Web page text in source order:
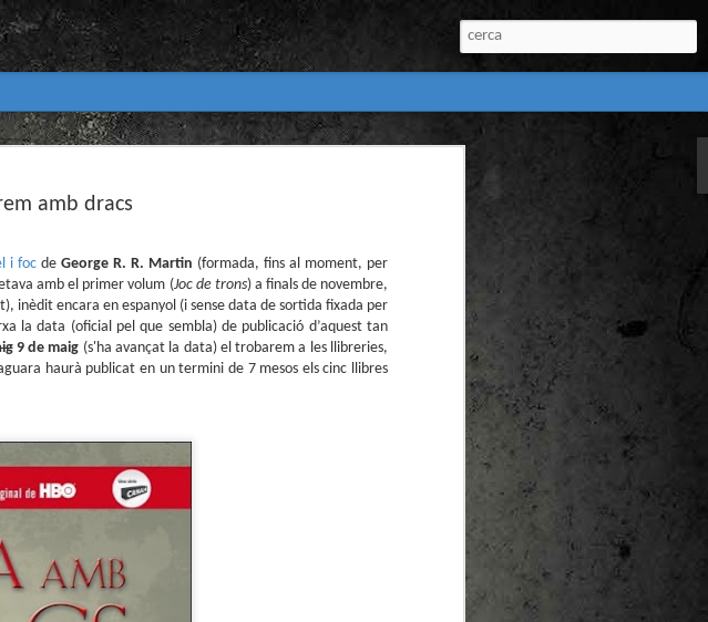
amb dracs
i foc de George R. R. Martin (formada, fins al moment, per
amb el primer volum (Joc de trons) a finals de novembre,
inèdit encara en espanyol (i sense data de sortida fixada per
la data (oficial pel que sembla) de publicació d’aquest tan
9 de maig (s'ha avançat la data) el trobarem a les llibreries,
haurà publicat en un termini de 7 mesos els cinc llibres
2026
Tarragona i ho fem amb aquest menú:
2025
com inquietant: En vela / En blanc. L’obra no
sobre l’insomni, sinó una investigació profunda
contemporània ha transformat l’acte natural de